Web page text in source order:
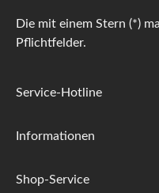
Die mit einem Stern (*)
Pflichtfelder.
Service-Hotline
Informationen
Shop-Service